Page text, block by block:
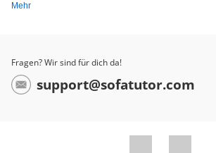
Mehr
Fragen? Wir sind für dich da!
support@sofatutor.com